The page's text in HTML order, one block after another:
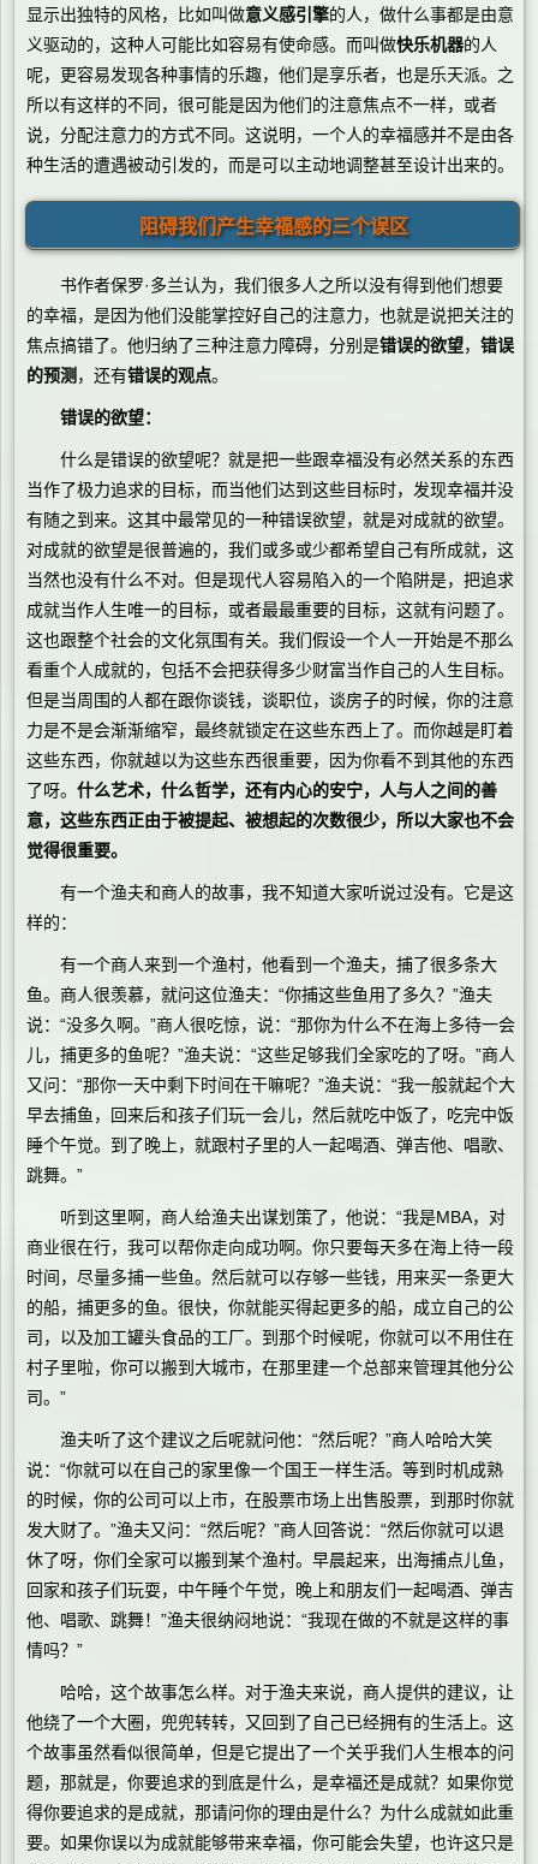
显示出独特的风格，比如叫做意义感引擎的人，做什么事都是由意
义驱动的，这种人可能比如容易有使命感。而叫做快乐机器的人
呢，更容易发现各种事情的乐趣，他们是享乐者，也是乐天派。之
所以有这样的不同，很可能是因为他们的注意焦点不一样，或者
说，分配注意力的方式不同。这说明，一个人的幸福感并不是由各
种生活的遭遇被动引发的，而是可以主动地调整甚至设计出来的。
阻碍我们产生幸福感的三个误区
书作者保罗·多兰认为，我们很多人之所以没有得到他们想要
的幸福，是因为他们没能掌控好自己的注意力，也就是说把关注的
焦点搞错了。他归纳了三种注意力障碍，分别是错误的欲望， 错误
的预测 ，还有错误的观点。
错误的欲望：
什么是错误的欲望呢？就是把一些跟幸福没有必然关系的东西
当作了极力追求的目标，而当他们达到这些目标时，发现幸福并没
有随之到来。这其中最常见的一种错误欲望，就是对成就的欲望。
对成就的欲望是很普遍的，我们或多或少都希望自己有所成就，这
当然也没有什么不对。但是现代人容易陷入的一个陷阱是，把追求
成就当作人生唯一的目标，或者最最重要的目标，这就有问题了。
这也跟整个社会的文化氛围有关。我们假设一个人一开始是不那么
看重个人成就的，包括不会把获得多少财富当作自己的人生目标。
但是当周围的人都在跟你谈钱，谈职位，谈房子的时候，你的注意
力是不是会渐渐缩窄，最终就锁定在这些东西上了。而你越是盯着
这些东西，你就越以为这些东西很重要，因为你看不到其他的东西
了呀。 什么艺术，什么哲学，还有内心的安宁，人与人之间的善
意，这些东西正由于被提起、被想起的次数很少，所以大家也不会
觉得很重要。
有一个渔夫和商人的故事，我不知道大家听说过没有。它是这
样的：
有一个商人来到一个渔村，他看到一个渔夫，捕了很多条大
鱼。商人很羡慕，就问这位渔夫：“你捕这些鱼用了多久？”渔夫
说：“没多久啊。”商人很吃惊，说：“那你为什么不在海上多待一会
儿，捕更多的鱼呢？”渔夫说：“这些足够我们全家吃的了呀。”商人
又问：“那你一天中剩下时间在干嘛呢？”渔夫说：“我一般就起个大
早去捕鱼，回来后和孩子们玩一会儿，然后就吃中饭了，吃完中饭
睡个午觉。到了晚上，就跟村子里的人一起喝酒、弹吉他、唱歌、
跳舞。”
听到这里啊，商人给渔夫出谋划策了，他说：“我是MBA，对
商业很在行，我可以帮你走向成功啊。你只要每天多在海上待一段
时间，尽量多捕一些鱼。然后就可以存够一些钱，用来买一条更大
的船，捕更多的鱼。很快，你就能买得起更多的船，成立自己的公
司，以及加工罐头食品的工厂。到那个时候呢，你就可以不用住在
村子里啦，你可以搬到大城市，在那里建一个总部来管理其他分公
司。”
渔夫听了这个建议之后呢就问他：“然后呢？”商人哈哈大笑
说：“你就可以在自己的家里像一个国王一样生活。等到时机成熟
的时候，你的公司可以上市，在股票市场上出售股票，到那时你就
发大财了。”渔夫又问：“然后呢？”商人回答说：“然后你就可以退
休了呀，你们全家可以搬到某个渔村。早晨起来，出海捕点儿鱼，
回家和孩子们玩耍，中午睡个午觉，晚上和朋友们一起喝酒、弹吉
他、唱歌、跳舞！”渔夫很纳闷地说：“我现在做的不就是这样的事
情吗？”
哈哈，这个故事怎么样。对于渔夫来说，商人提供的建议，让
他绕了一个大圈，兜兜转转，又回到了自己已经拥有的生活上。这
个故事虽然看似很简单，但是它提出了一个关乎我们人生根本的问
题，那就是，你要追求的到底是什么，是幸福还是成就？如果你觉
得你要追求的是成就，那请问你的理由是什么？为什么成就如此重
要。如果你误以为成就能够带来幸福，你可能会失望，也许这只是